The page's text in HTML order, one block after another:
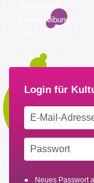
Ausschreibung
Neues Passwort